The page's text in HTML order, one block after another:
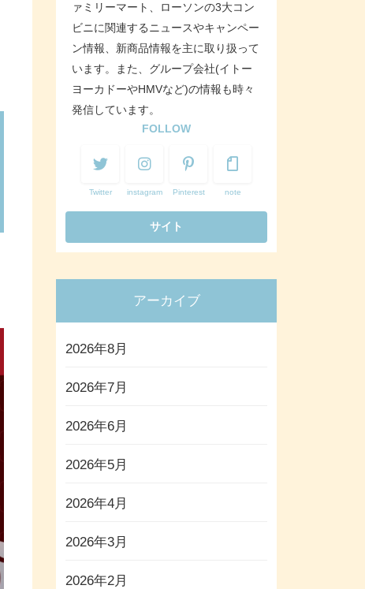
ァミリーマート、ローソンの3大コン
ビニに関連するニュースやキャンペー
ン情報、新商品情報を主に取り扱って
います。また、グループ会社(イトー
ヨーカドーやHMVなど)の情報も時々
発信しています。
FOLLOW
Twitter instagram Pinterest note
アーカイブ
2026年8月
2026年7月
2026年6月
2026年5月
2026年4月
2026年3月
2026年2月